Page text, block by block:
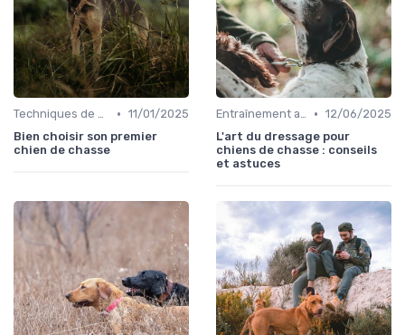
Techniques de base • 11/01/2025
Bien choisir son premier
chien de chasse
Entraînement avancé • 12/06/2025
L'art du dressage pour
chiens de chasse : conseils
et astuces